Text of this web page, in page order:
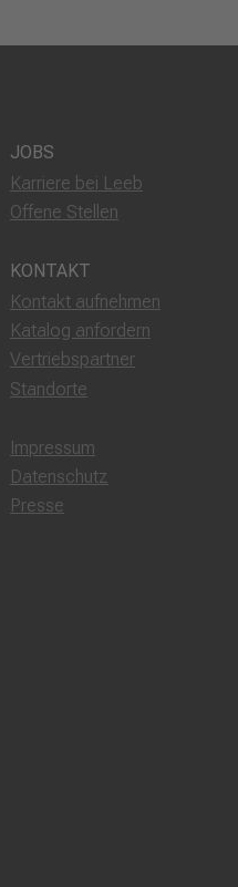
JOBS
Karriere bei Leeb
Offene Stellen
KONTAKT
Kontakt aufnehmen
Katalog anfordern
Vertriebspartner
Standorte
Impressum
Datenschutz
Presse